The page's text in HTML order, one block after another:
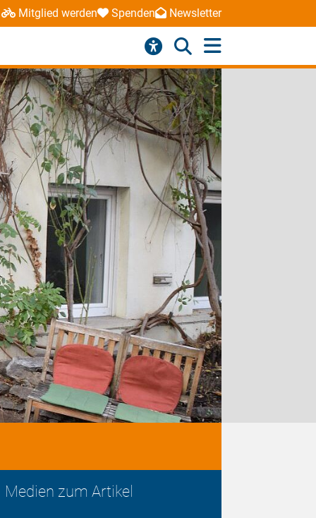
Mitglied werden Spenden Newsletter
Medien zum Artikel